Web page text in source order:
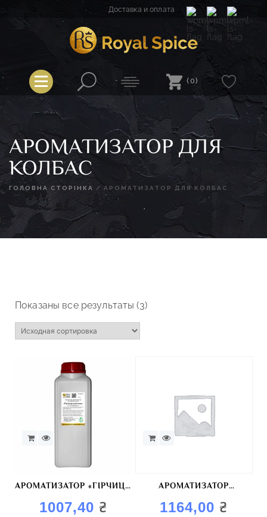
Доставка и оплата
Royal Spice
(0)
АРОМАТИЗАТОР ДЛЯ
КОЛБАС
ГОЛОВНА СТОРІНКА / АРОМАТИЗАТОР ДЛЯ КОЛБАС
Показаны все результаты (3)
АРОМАТИЗАТОР «ГІРЧИЦЯ
КОПЧЕНА»
1007,40 ₴
АРОМАТИЗАТОР
«ПАПРИКА»
1164,00₴